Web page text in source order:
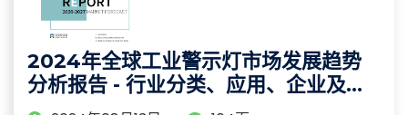
2024年全球工业警示灯市场发展趋势
分析报告 - 行业分类、应用、企业及区
域分析